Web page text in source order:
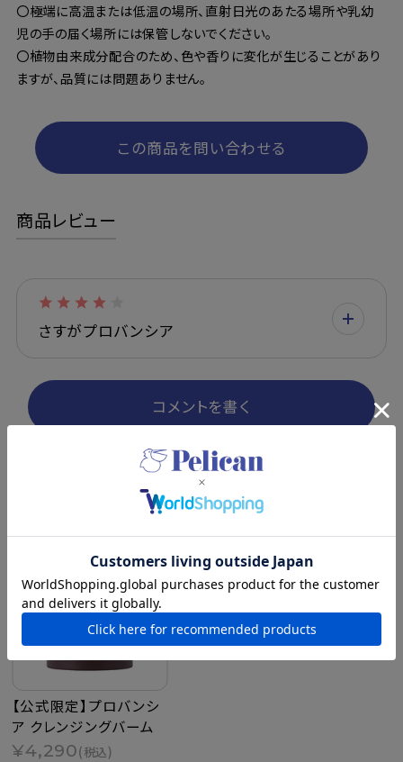
〇極端に高温または低温の場所、直射日光のあたる場所や乳幼
児の手の届く場所には保管しないでください。
〇植物由来成分配合のため、色や香りに変化が生じることがあり
ますが、品質には問題ありません。
この商品を問い合わせる
商品レビュー
さすがプロバンシア
コメントを書く
最近チェックした商品
【公式限定】プロバンシ
ア クレンジングバーム
¥4,290(税込)